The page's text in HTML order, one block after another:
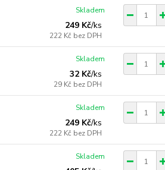
249 Kč/ks
222 Kč bez DPH
Skladem
32 Kč/ks
29 Kč bez DPH
Skladem
249 Kč/ks
222 Kč bez DPH
Skladem
Skladem